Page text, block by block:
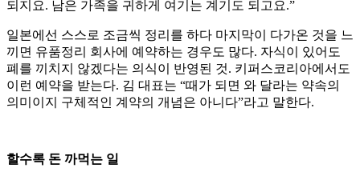
되지요. 남은 가족을 귀하게 여기는 계기도 되고요.”
일본에선 스스로 조금씩 정리를 하다 마지막이 다가온 것을 느
끼면 유품정리 회사에 예약하는 경우도 많다. 자식이 있어도
폐를 끼치지 않겠다는 의식이 반영된 것. 키퍼스코리아에서도
이런 예약을 받는다. 김 대표는 “때가 되면 와 달라는 약속의
의미이지 구체적인 계약의 개념은 아니다”라고 말한다.
할수록 돈 까먹는 일